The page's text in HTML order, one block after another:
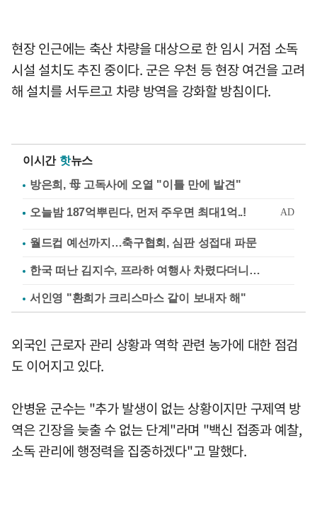
현장 인근에는 축산 차량을 대상으로 한 임시 거점 소독
시설 설치도 추진 중이다. 군은 우천 등 현장 여건을 고려
해 설치를 서두르고 차량 방역을 강화할 방침이다.
이시간 핫뉴스
방은희, 母 고독사에 오열 "이틀 만에 발견"
월드컵 예선까지…축구협회, 심판 성접대 파문
한국 떠난 김지수, 프라하 여행사 차렸다더니…
서인영 "환희가 크리스마스 같이 보내자 해"
외국인 근로자 관리 상황과 역학 관련 농가에 대한 점검
도 이어지고 있다.
안병윤 군수는 "추가 발생이 없는 상황이지만 구제역 방
역은 긴장을 늦출 수 없는 단계"라며 "백신 접종과 예찰,
소독 관리에 행정력을 집중하겠다"고 말했다.